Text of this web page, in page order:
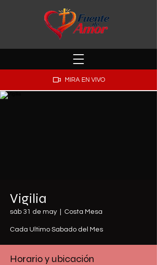
MIRA EN VIVO
Vigilia
sáb 31 de may Costa Mesa
Cada Ultimo Sabado del Mes
Horario y ubicación